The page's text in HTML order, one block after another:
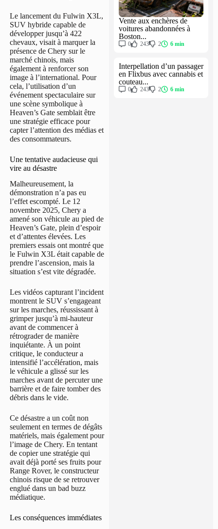
Le lancement du Fulwin X3L,
SUV hybride capable de
développer jusqu’à 422
chevaux, visait à marquer la
présence de Chery sur le
marché chinois, mais
également à renforcer son
image à l’international. Pour
cela, l’utilisation d’un
événement spectaculaire sur
une scène symbolique à
Heaven’s Gate semblait être
une stratégie efficace pour
capter l’attention des médias et
des consommateurs.
Une tentative audacieuse qui
vire au désastre
Malheureusement, la
démonstration n’a pas eu
l’effet escompté. Le 12
novembre 2025, Chery a
amené son véhicule au pied de
Heaven’s Gate, plein d’espoir
et d’attentes élevées. Les
premiers essais ont montré que
le Fulwin X3L était capable de
prendre l’ascension, mais la
situation s’est vite dégradée.
Les vidéos capturant l’incident
montrent le SUV s’engageant
sur les marches, réussissant à
grimper jusqu’à mi-hauteur
avant de commencer à
rétrograder de manière
inquiétante. À un point
critique, le conducteur a
intensifié l’accélération, mais
le véhicule a glissé sur les
marches avant de percuter une
barrière et de faire tomber des
débris dans le vide.
Ce désastre a un coût non
seulement en termes de dégâts
matériels, mais également pour
l’image de Chery. En tentant
de copier une stratégie qui
avait déjà porté ses fruits pour
Range Rover, le constructeur
chinois risque de se retrouver
englué dans un bad buzz
médiatique.
Les conséquences immédiates
Vente aux enchères de
voitures abandonnées à
Boston...
0 243 2 6 min
Interpellation d’un passager
en Flixbus avec cannabis et
couteau...
0 243 2 6 min